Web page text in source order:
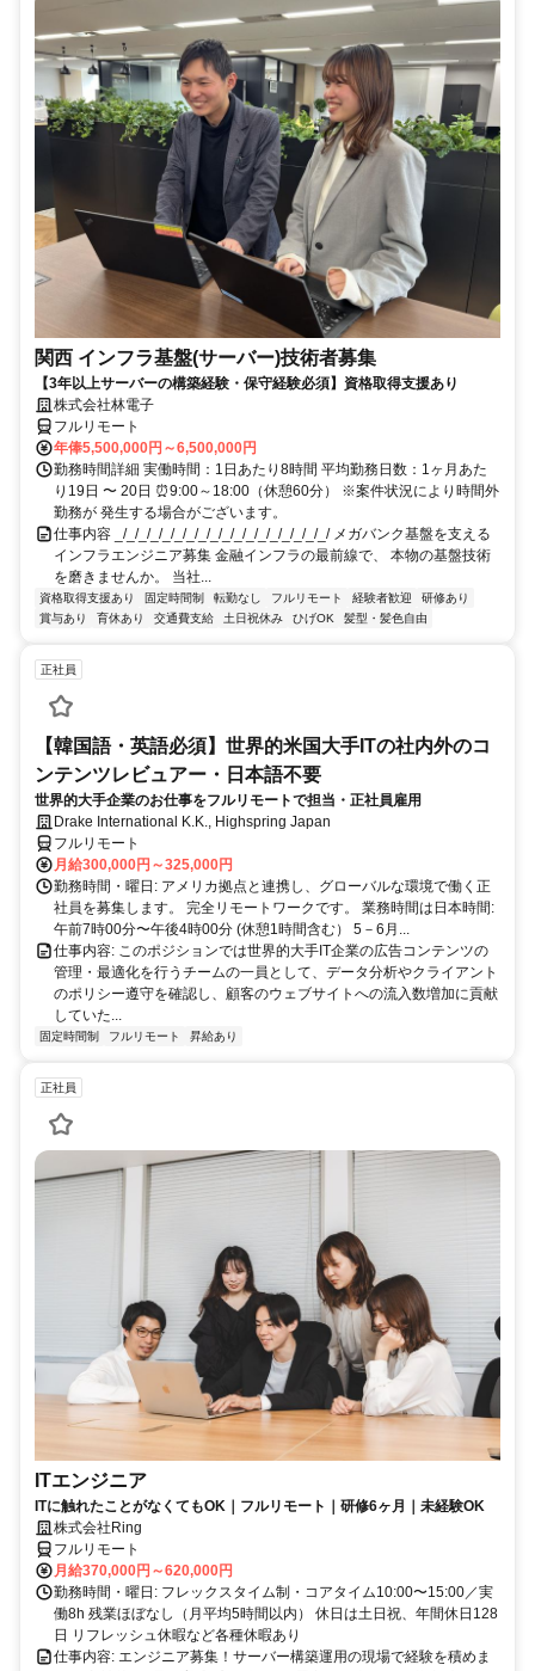
関西 インフラ基盤(サーバー)技術者募集
【3年以上サーバーの構築経験・保守経験必須】資格取得支援あり
株式会社林電子
フルリモート
年俸5,500,000円～6,500,000円
勤務時間詳細 実働時間：1日あたり8時間 平均勤務日数：1ヶ月あた
り19日 〜 20日 ⏰9:00～18:00（休憩60分） ※案件状況により時間外
勤務が 発生する場合がございます。
仕事内容 _/_/_/_/_/_/_/_/_/_/_/_/_/_/_/_/_/_/ メガバンク基盤を支える
インフラエンジニア募集 金融インフラの最前線で、 本物の基盤技術
を磨きませんか。 当社...
資格取得支援あり 固定時間制 転勤なし フルリモート 経験者歓迎
研修あり
賞与あり
育休あり 交通費支給 土日祝休み ひげOK 髪型・髪色自由
正社員
【韓国語・英語必須】世界的米国大手ITの社内外のコ
ンテンツレビュアー・日本語不要
世界的大手企業のお仕事をフルリモートで担当・正社員雇用
Drake International K.K., Highspring Japan
フルリモート
月給300,000円～325,000円
勤務時間・曜日: アメリカ拠点と連携し、グローバルな環境で働く正
社員を募集します。 完全リモートワークです。 業務時間は日本時間:
午前7時00分〜午後4時00分 (休憩1時間含む） 5－6月...
仕事内容: このポジションでは世界的大手IT企業の広告コンテンツの
管理・最適化を行うチームの一員として、データ分析やクライアント
のポリシー遵守を確認し、顧客のウェブサイトへの流入数増加に貢献
していた...
固定時間制 フルリモート 昇給あり
正社員
ITエンジニア
ITに触れたことがなくてもOK｜フルリモート｜研修6ヶ月｜未経験OK
株式会社Ring
フルリモート
月給370,000円～620,000円
勤務時間・曜日: フレックスタイム制・コアタイム10:00〜15:00／実
働8h 残業ほぼなし（月平均5時間以内） 休日は土日祝、年間休日128
日 リフレッシュ休暇など各種休暇あり
仕事内容: エンジニア募集！サーバー構築運用の現場で経験を積めま